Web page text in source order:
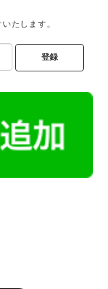
たします。
登録